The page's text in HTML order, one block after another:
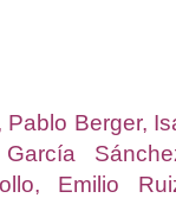
Berger,
Emilio